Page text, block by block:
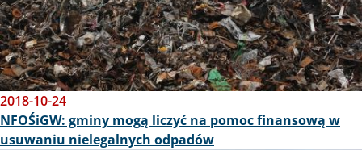
2018-10-24
NFOŚiGW: gminy mogą liczyć na pomoc finansową w
usuwaniu nielegalnych odpadów